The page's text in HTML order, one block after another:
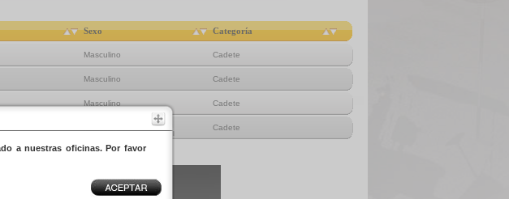
Sexo Categoría
Masculino Cadete
Masculino Cadete
Masculino Cadete
Cadete
a nuestras oficinas. Por favor